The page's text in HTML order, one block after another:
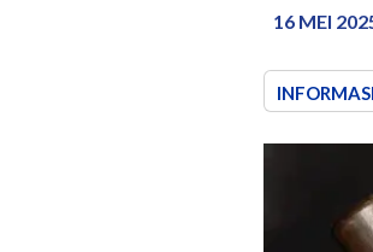
16 MEI
INFORMASI